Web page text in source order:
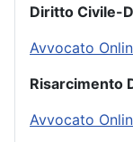
Diritto Civile-
Avvocato
Risarcimento
Avvocato